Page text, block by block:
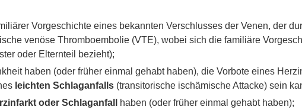
Vorgeschichte eines bekannten Verschlusses der Venen, der
venöse Thromboembolie (VTE), wobei sich die familiäre
oder Elternteil bezieht);
haben (oder früher einmal gehabt haben), die Vorbote eines
leichten Schlaganfalls (transitorische ischämische Attacke) sein
oder Schlaganfall
haben (oder früher einmal gehabt haben);